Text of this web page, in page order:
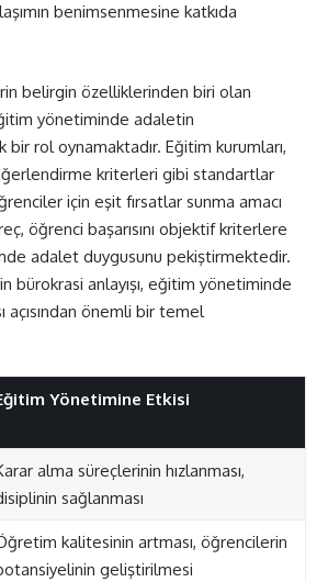
benimsenmesine katkıda
belirgin özelliklerinden biri olan
yönetiminde adaletin
bir rol oynamaktadır. Eğitim kurumları,
kriterleri gibi standartlar
için eşit fırsatlar sunma amacı
öğrenci başarısını objektif kriterlere
adalet duygusunu pekiştirmektedir.
bürokrasi anlayışı, eğitim yönetiminde
açısından önemli bir temel
Yönetimine Etkisi
alma süreçlerinin hızlanması,
sağlanması
kalitesinin artması, öğrencilerin
geliştirilmesi